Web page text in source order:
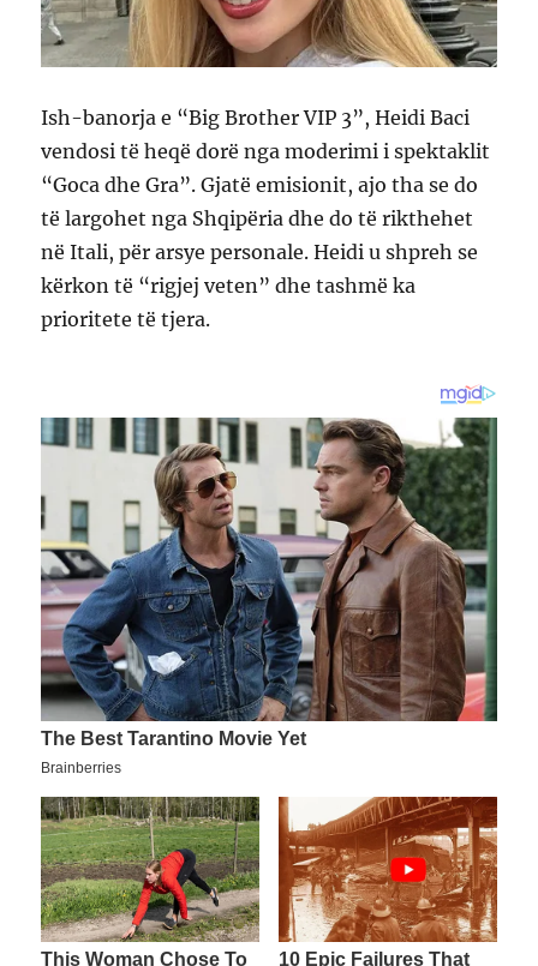
Ish-banorja e “Big Brother VIP 3”, Heidi Baci
vendosi të heqë dorë nga moderimi i spektaklit
“Goca dhe Gra”. Gjatë emisionit, ajo tha se do
të largohet nga Shqipëria dhe do të rikthehet
në Itali, për arsye personale. Heidi u shpreh se
kërkon të “rigjej veten” dhe tashmë ka
prioritete të tjera.